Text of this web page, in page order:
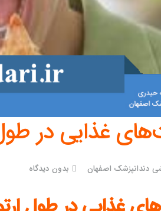
غذایی در
دندانپزشک اصفهان بدون دیدگاه